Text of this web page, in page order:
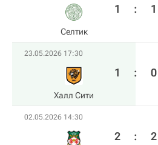
Селтик
1 : 1
23.05.2026 17:30
Халл Сити
1 : 0
02.05.2026 14:30
2 : 2